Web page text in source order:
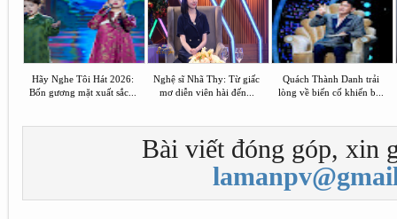
Hãy Nghe Tôi Hát 2026:
Bốn gương mặt xuất sắc...
Nghệ sĩ Nhã Thy: Từ giấc
mơ diễn viên hài đến...
Quách Thành Danh trải
lòng về biến cố khiến b...
Bài viết đóng góp, xin